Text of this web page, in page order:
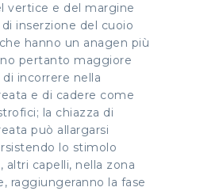
vertice e del margine
inserzione del cuoio
hanno un anagen più
pertanto maggiore
incorrere nella
e di cadere come
la chiazza di
può allargarsi
lo stimolo
altri capelli, nella zona
raggiungeranno la fase